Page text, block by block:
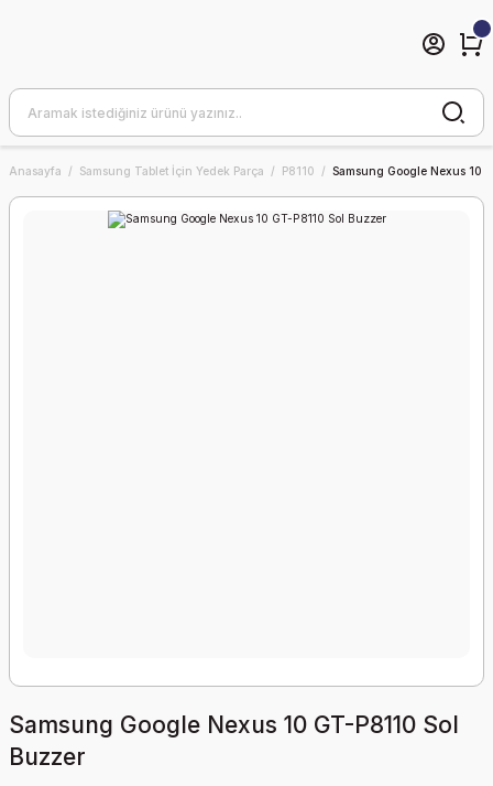
Anasayfa Samsung Tablet İçin Yedek Parça P8110 Samsung Google Nexus 10
Samsung Google Nexus 10 GT-P8110 Sol
Buzzer